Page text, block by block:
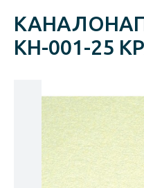
КН-001-25